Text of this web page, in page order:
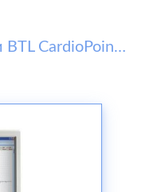
Система спирометрии BTL CardioPoint-Spiro